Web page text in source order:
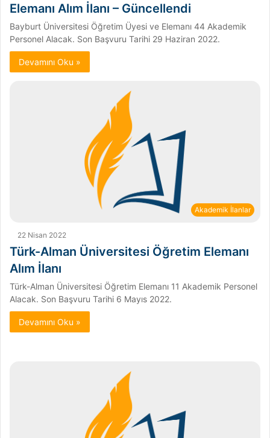
Elemanı Alım İlanı – Güncellendi
Bayburt Üniversitesi Öğretim Üyesi ve Elemanı 44 Akademik
Personel Alacak. Son Başvuru Tarihi 29 Haziran 2022.
Devamını Oku »
Akademik İlanlar
22 Nisan 2022
Türk-Alman Üniversitesi Öğretim Elemanı
Alım İlanı
Türk-Alman Üniversitesi Öğretim Elemanı 11 Akademik Personel
Alacak. Son Başvuru Tarihi 6 Mayıs 2022.
Devamını Oku »